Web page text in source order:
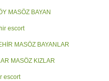
MASÖZ BAYAN
escort
MASÖZ BAYANLAR
MASÖZ KIZLAR
escort